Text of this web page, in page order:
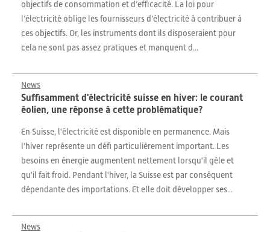
objectifs de consommation et d’efficacité. La loi pour
l’électricité oblige les fournisseurs d’électricité à contribuer à
ces objectifs. Or, les instruments dont ils disposeraient pour
cela ne sont pas assez pratiques et manquent d...
News
Suffisamment d'électricité suisse en hiver: le courant
éolien, une réponse à cette problématique?
En Suisse, l'électricité est disponible en permanence. Mais
l'hiver représente un défi particulièrement important. Les
besoins en énergie augmentent nettement lorsqu'il gèle et
qu'il fait froid. Pendant l'hiver, la Suisse est par conséquent
dépendante des importations. Et elle doit développer ses...
News